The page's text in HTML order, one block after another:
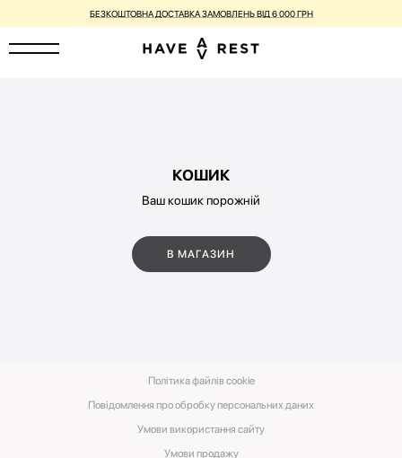
БЕЗКОШТОВНА ДОСТАВКА ЗАМОВЛЕНЬ ВІД 6 000 ГРН
КОШИК
Ваш кошик порожній
В МАГАЗИН
Повідомлення про обробку персональних даних
Умови використання сайту
Умови‌ ‌продажу‌
Політика файлів cookie